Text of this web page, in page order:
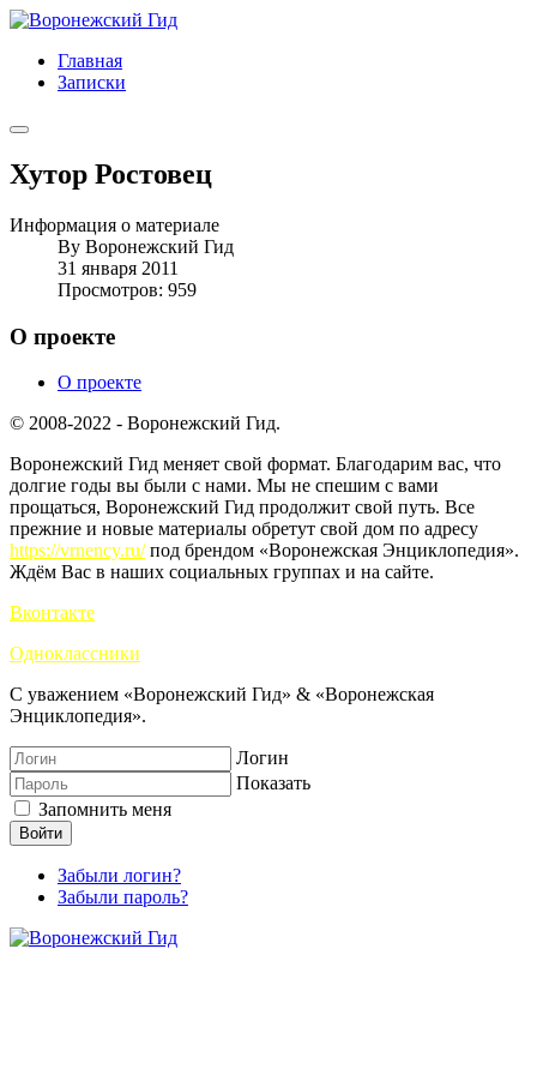
Главная
Записки
Хутор Ростовец
Информация о материале
By Воронежский Гид
31 января 2011
Просмотров: 959
О проекте
О проекте
© 2008-2022 - Воронежский Гид.
Воронежский Гид меняет свой формат. Благодарим вас, что
долгие годы вы были с нами. Мы не спешим с вами
прощаться, Воронежский Гид продолжит свой путь. Все
прежние и новые материалы обретут свой дом по адресу
https://vrnency.ru/под брендом «Воронежская Энциклопедия».
Ждём Вас в наших социальных группах и на сайте.
Вконтакте
Одноклассники
С уважением «Воронежский Гид» & «Воронежская
Энциклопедия».
Логин
Показать
Запомнить меня
Войти
Забыли логин?
Забыли пароль?